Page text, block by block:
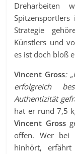
Dreharbeiten
Strategie
Künstlers und
es ist doch bloß
Vincent Gross:
erfolgreich
Authentizität
hat er rund 7,5
Vincent Gross
offen. Wer bei
hinhört,